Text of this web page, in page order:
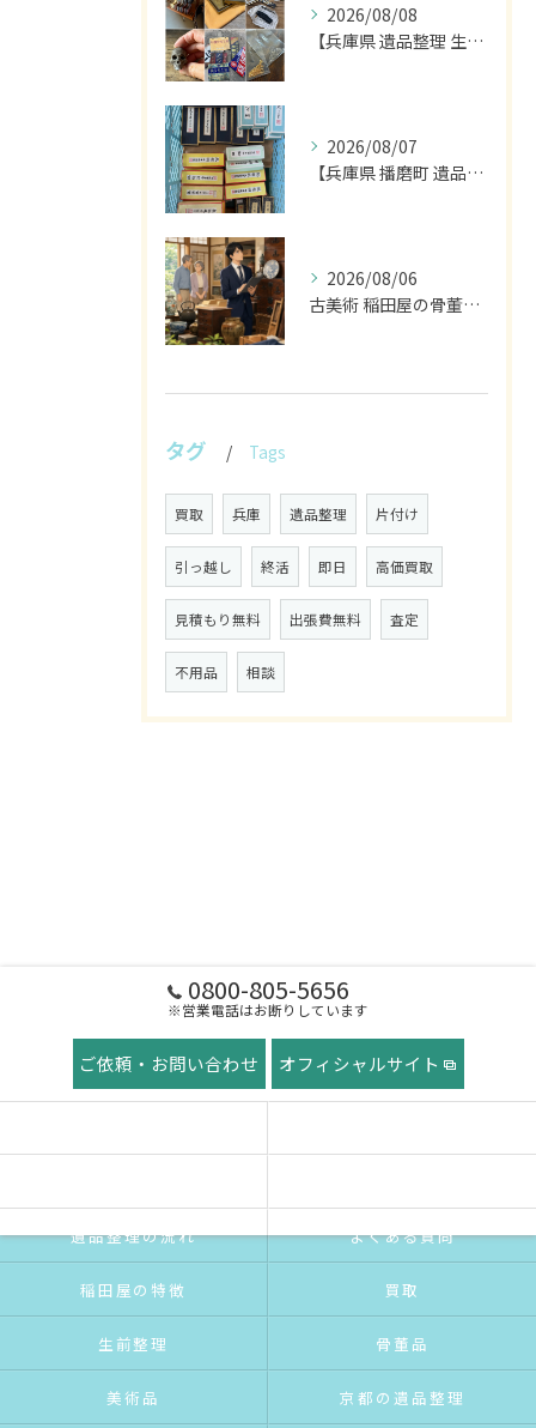
2026/08/08
【兵庫県 遺品整理 生前整理 不用品 買取】
2026/08/07
【兵庫県 播磨町 遺品整理 買取 書道具 墨】
2026/08/06
古美術 稲田屋の骨董家具と遺品整理の目利き
タグ Tags
買取 兵庫 遺品整理 片付け
引っ越し 終活 即日 高価買取
見積もり無料 出張費無料 査定
不用品 相談
0800-805-5656
※営業電話はお断りしています
ご依頼・お問い合わせ オフィシャルサイト
遺品整理の流れ よくある質問
稲田屋の特徴 買取
生前整理 骨董品
美術品 京都の遺品整理